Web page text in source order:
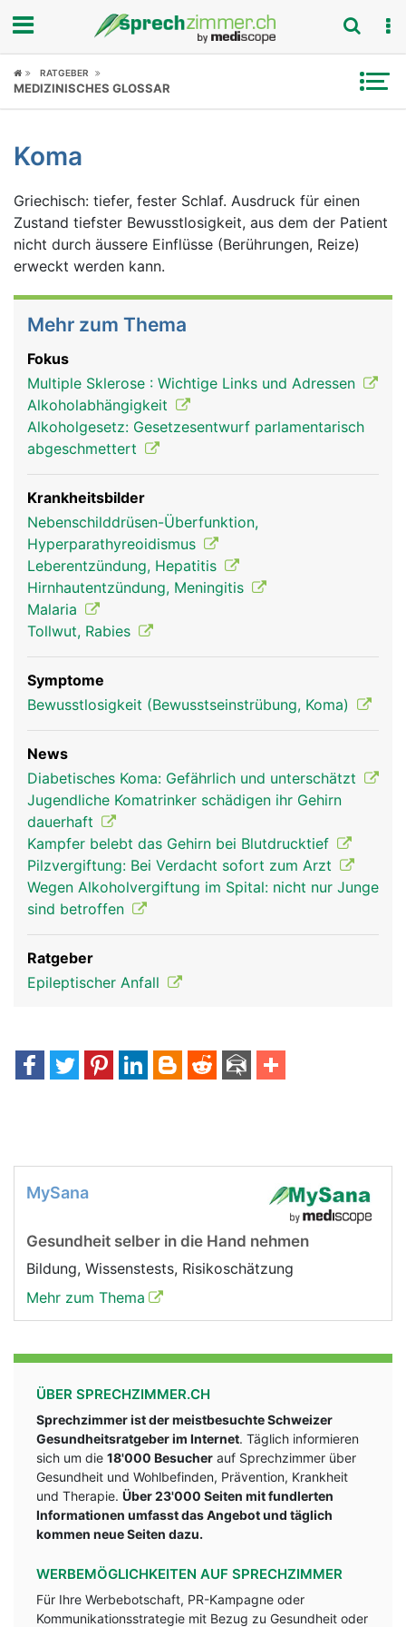
Fokus
Symptome
Untersuchungen
News
Ratgeber
Rubriken
RATGEBER
MEDIZINISCHES GLOSSAR
Koma
Griechisch: tiefer, fester Schlaf. Ausdruck für einen
Zustand tiefster Bewusstlosigkeit, aus dem der Patient
nicht durch äussere Einflüsse (Berührungen, Reize)
erweckt werden kann.
Mehr zum Thema
Fokus
Multiple Sklerose : Wichtige Links und Adressen
Alkoholabhängigkeit
Alkoholgesetz: Gesetzesentwurf parlamentarisch
abgeschmettert
Krankheitsbilder
Nebenschilddrüsen-Überfunktion,
Hyperparathyreoidismus
Leberentzündung, Hepatitis
Hirnhautentzündung, Meningitis
Malaria
Tollwut, Rabies
Symptome
Bewusstlosigkeit (Bewusstseinstrübung, Koma)
News
Diabetisches Koma: Gefährlich und unterschätzt
Jugendliche Komatrinker schädigen ihr Gehirn
dauerhaft
Kampfer belebt das Gehirn bei Blutdrucktief
Pilzvergiftung: Bei Verdacht sofort zum Arzt
Wegen Alkoholvergiftung im Spital: nicht nur Junge
sind betroffen
Ratgeber
Epileptischer Anfall
MySana
Gesundheit selber in die Hand nehmen
Bildung, Wissenstests, Risikoschätzung
Mehr zum Thema
ÜBER SPRECHZIMMER.CH
Sprechzimmer ist der meistbesuchte Schweizer
Gesundheitsratgeber im Internet. Täglich informieren
sich um die 18'000 Besucher auf Sprechzimmer über
Gesundheit und Wohlbefinden, Prävention, Krankheit
und Therapie. Über 23'000 Seiten mit fundlerten
Informationen umfasst das Angebot und täglich
kommen neue Seiten dazu.
WERBEMÖGLICHKEITEN AUF SPRECHZIMMER
Für Ihre Werbebotschaft, PR-Kampagne oder
Kommunikationsstrategie mit Bezug zu Gesundheit oder